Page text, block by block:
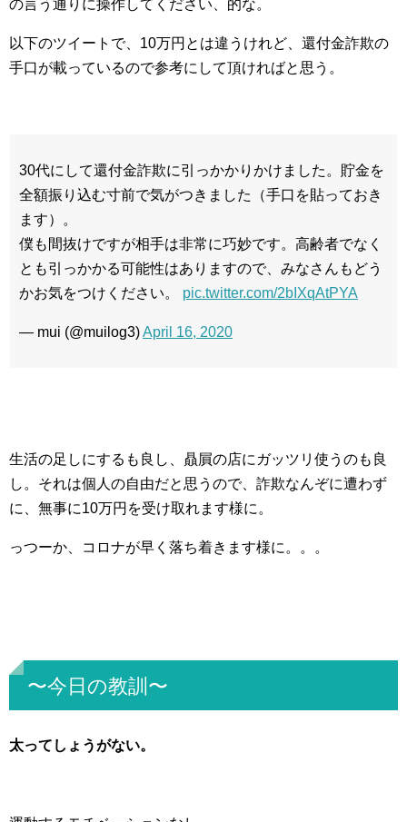
の言う通りに操作してください、的な。
以下のツイートで、10万円とは違うけれど、還付金詐欺の
手口が載っているので参考にして頂ければと思う。
30代にして還付金詐欺に引っかかりかけました。貯金を
全額振り込む寸前で気がつきました（手口を貼っておき
ます）。
僕も間抜けですが相手は非常に巧妙です。高齢者でなく
とも引っかかる可能性はありますので、みなさんもどう
かお気をつけください。 pic.twitter.com/2bIXqAtPYA
— mui (@muilog3)April 16, 2020
生活の足しにするも良し、贔屓の店にガッツリ使うのも良
し。それは個人の自由だと思うので、詐欺なんぞに遭わず
に、無事に10万円を受け取れます様に。
っつーか、コロナが早く落ち着きます様に。。。
〜今日の教訓〜
太ってしょうがない。